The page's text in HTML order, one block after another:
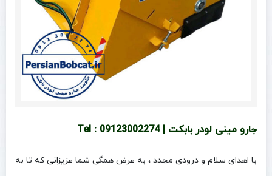
جارو مینی لودر بابکت | Tel : 09123002274
با اهدای سلام و درودی مجدد ، به عرض همگی شما عزیزانی که تا به